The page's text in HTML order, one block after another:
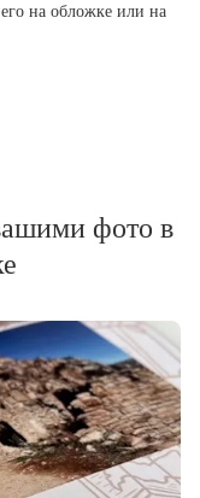
на обложке или на
фото в